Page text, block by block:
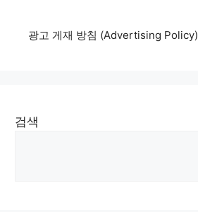
광고 게재 방침 (Advertising Policy)
검색